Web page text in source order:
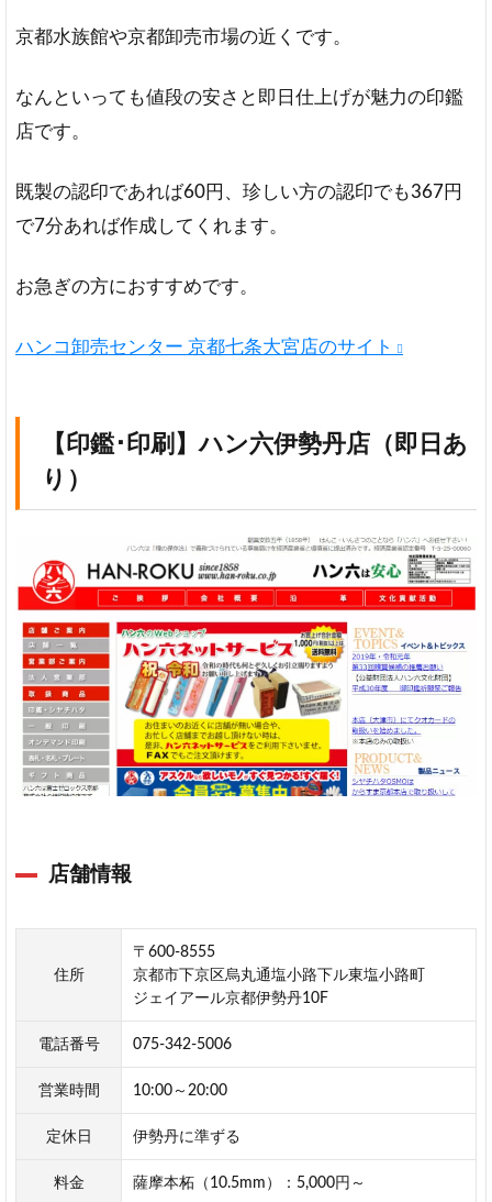
京都水族館や京都卸売市場の近くです。
なんといっても値段の安さと即日仕上げが魅力の印鑑
店です。
既製の認印であれば60円、珍しい方の認印でも367円
で7分あれば作成してくれます。
お急ぎの方におすすめです。
ハンコ卸売センター 京都七条大宮店のサイト
【印鑑･印刷】ハン六伊勢丹店（即日あ
り）
店舗情報
住所
〒600-8555
京都市下京区烏丸通塩小路下ル東塩小路町
ジェイアール京都伊勢丹10F
電話番号 075-342-5006
営業時間 10:00～20:00
定休日 伊勢丹に準ずる
料金 薩摩本柘（10.5mm）：5,000円～